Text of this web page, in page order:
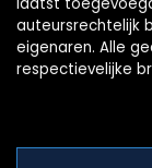
auteursrechtelijk
eigenaren. Alle
respectievelijke